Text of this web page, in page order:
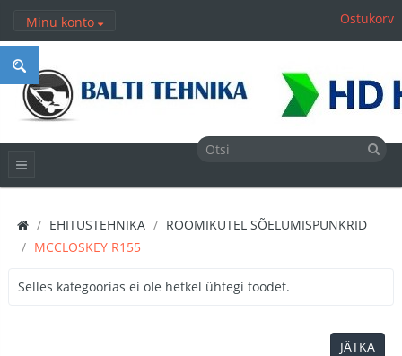
Minu konto Ostukorv
EHITUSTEHNIKA
ROOMIKUTEL SÕELUMISPUNKRID
MCCLOSKEY R155
Selles kategoorias ei ole hetkel ühtegi toodet.
JÄTKA